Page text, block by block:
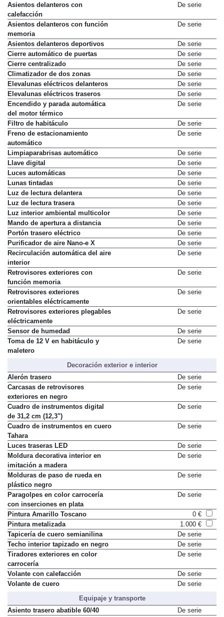
Asientos delanteros con
calefacción
De serie
Asientos delanteros con función
memoria
De serie
Asientos delanteros deportivos
De serie
Cierre automático de puertas
De serie
Cierre centralizado
De serie
Climatizador de dos zonas
De serie
Elevalunas eléctricos delanteros
De serie
Elevalunas eléctricos traseros
De serie
Encendido y parada automática
del motor térmico
De serie
Filtro de habitáculo
De serie
Freno de estacionamiento
automático
De serie
Limpiaparabrisas automático
De serie
Llave digital
De serie
Luces automáticas
De serie
Lunas tintadas
De serie
Luz de lectura delantera
De serie
Luz de lectura trasera
De serie
Luz interior ambiental multicolor
De serie
Mando de apertura a distancia
De serie
Portón trasero eléctrico
De serie
Purificador de aire Nano-e X
De serie
Recirculación automática del aire
interior
De serie
Retrovisores exteriores con
función memoria
De serie
Retrovisores exteriores
orientables eléctricamente
De serie
Retrovisores exteriores plegables
eléctricamente
De serie
Sensor de humedad
De serie
Toma de 12 V en habitáculo y
maletero
De serie
Decoración exterior e interior
Alerón trasero
De serie
Carcasas de retrovisores
exteriores en negro
De serie
Cuadro de instrumentos digital
de 31,2 cm (12,3")
De serie
Cuadro de instrumentos en cuero
Tahara
De serie
Luces traseras LED
De serie
Moldura decorativa interior en
imitación a madera
De serie
Molduras de paso de rueda en
plástico negro
De serie
Paragolpes en color carrocería
con inserciones en plata
De serie
Pintura Amarillo Toscano
0 €
Pintura metalizada
1.000 €
Tapicería de cuero semianilina
De serie
Techo interior tapizado en negro
De serie
Tiradores exteriores en color
carrocería
De serie
Volante con calefacción
De serie
Volante de cuero
De serie
Equipaje y transporte
Asiento trasero abatible 60/40
De serie